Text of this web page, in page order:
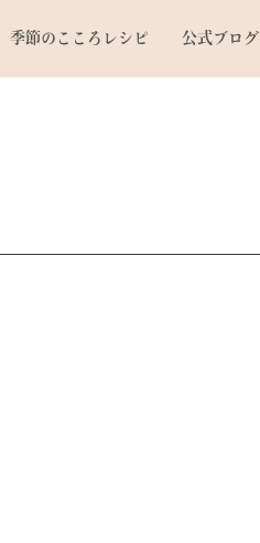
季節のこころレシピ 公式ブログ